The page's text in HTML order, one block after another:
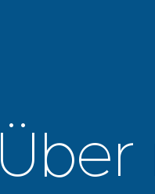
Über